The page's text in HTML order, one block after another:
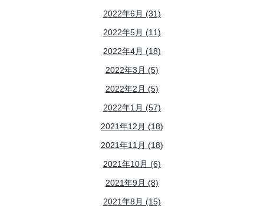
2022年6月 (31)
2022年5月 (11)
2022年4月 (18)
2022年3月 (5)
2022年2月 (5)
2022年1月 (57)
2021年12月 (18)
2021年11月 (18)
2021年10月 (6)
2021年9月 (8)
2021年8月 (15)